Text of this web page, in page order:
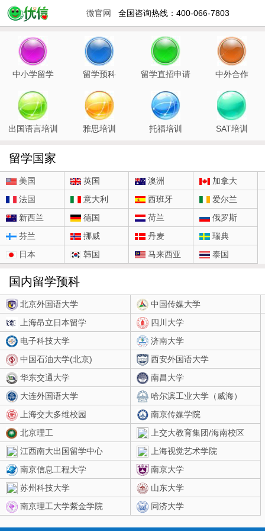
微官网 全国咨询热线：400-066-7803
中小学留学 留学预科 留学直招申请 中外合作
出国语言培训 雅思培训 托福培训 SAT培训
留学国家
美国 英国 澳洲
加拿大
法国
意大利 西班牙
爱尔兰
新西兰
德国 荷兰
俄罗斯
芬兰
挪威 丹麦
瑞典
日本
韩国 马来西亚 泰国
国内留学预科
北京外国语大学
中国传媒大学
上海昂立日本留学
四川大学
电子科技大学
济南大学
中国石油大学(北京)
西安外国语大学
华东交通大学
南昌大学
大连外国语大学
哈尔滨工业大学（威海）
上海交大多维校园
南京传媒学院
北京理工
上交大教育集团/海南校区
江西南大出国留学中心
上海视觉艺术学院
南京信息工程大学
南京大学
苏州科技大学
山东大学
南京理工大学紫金学院
同济大学